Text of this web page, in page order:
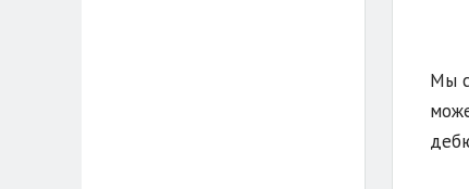
Мы